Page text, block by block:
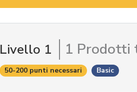
Livello 1 1 Prodotti
50-200 punti necessari Basic